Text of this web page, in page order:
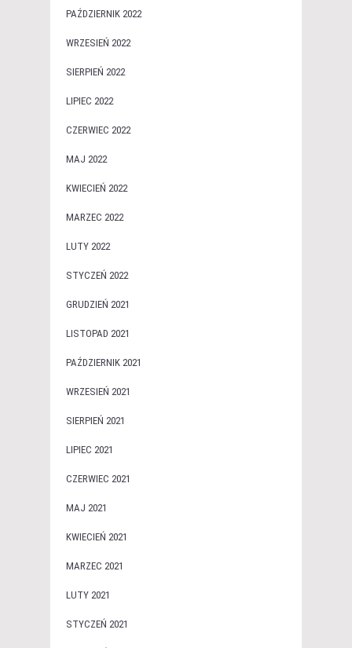
PAŹDZIERNIK 2022
WRZESIEŃ 2022
SIERPIEŃ 2022
LIPIEC 2022
CZERWIEC 2022
MAJ 2022
KWIECIEŃ 2022
MARZEC 2022
LUTY 2022
STYCZEŃ 2022
GRUDZIEŃ 2021
LISTOPAD 2021
PAŹDZIERNIK 2021
WRZESIEŃ 2021
SIERPIEŃ 2021
LIPIEC 2021
CZERWIEC 2021
MAJ 2021
KWIECIEŃ 2021
MARZEC 2021
LUTY 2021
STYCZEŃ 2021